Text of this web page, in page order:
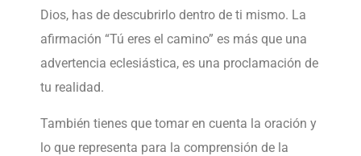
Dios, has de descubrirlo dentro de ti mismo. La
afirmación “Tú eres el camino” es más que una
advertencia eclesiástica, es una proclamación de
tu realidad.
También tienes que tomar en cuenta la oración y
lo que representa para la comprensión de la